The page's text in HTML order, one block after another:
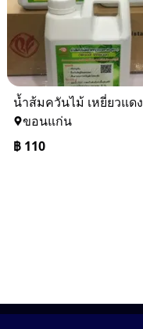
น้ำส้มควันไม้ เหยี่ยวแดง
ขอนแก่น
฿ 110